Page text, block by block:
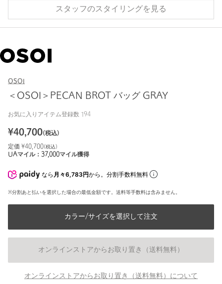
スタッフのスタイリングを見る
OSOI
＜OSOI＞PECAN BROT バッグ GRAY
お気に入りアイテム登録数 194
¥40,700(税込)
定価 ¥40,700(税込)
UAマイル： 37,000マイル獲得
なら 月々6,783円から。分割手数料無料
※分割あと払いを選択した場合の最低金額です。送料等手数料は含みません。
カラー/サイズを選択して注文
オンラインストアからお取り置き（送料無料）
オンラインストアからお取り置き（送料無料）について